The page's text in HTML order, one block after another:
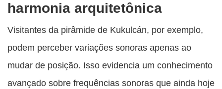
harmonia arquitetônica
Visitantes da pirâmide de Kukulcán, por exemplo,
podem perceber variações sonoras apenas ao
mudar de posição. Isso evidencia um conhecimento
avançado sobre frequências sonoras que ainda hoje